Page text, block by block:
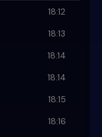
18:12
18:13
18:14
18:14
18:15
18:16